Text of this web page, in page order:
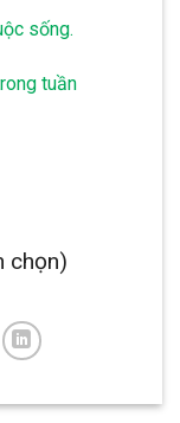
sống.
tuần
chọn)